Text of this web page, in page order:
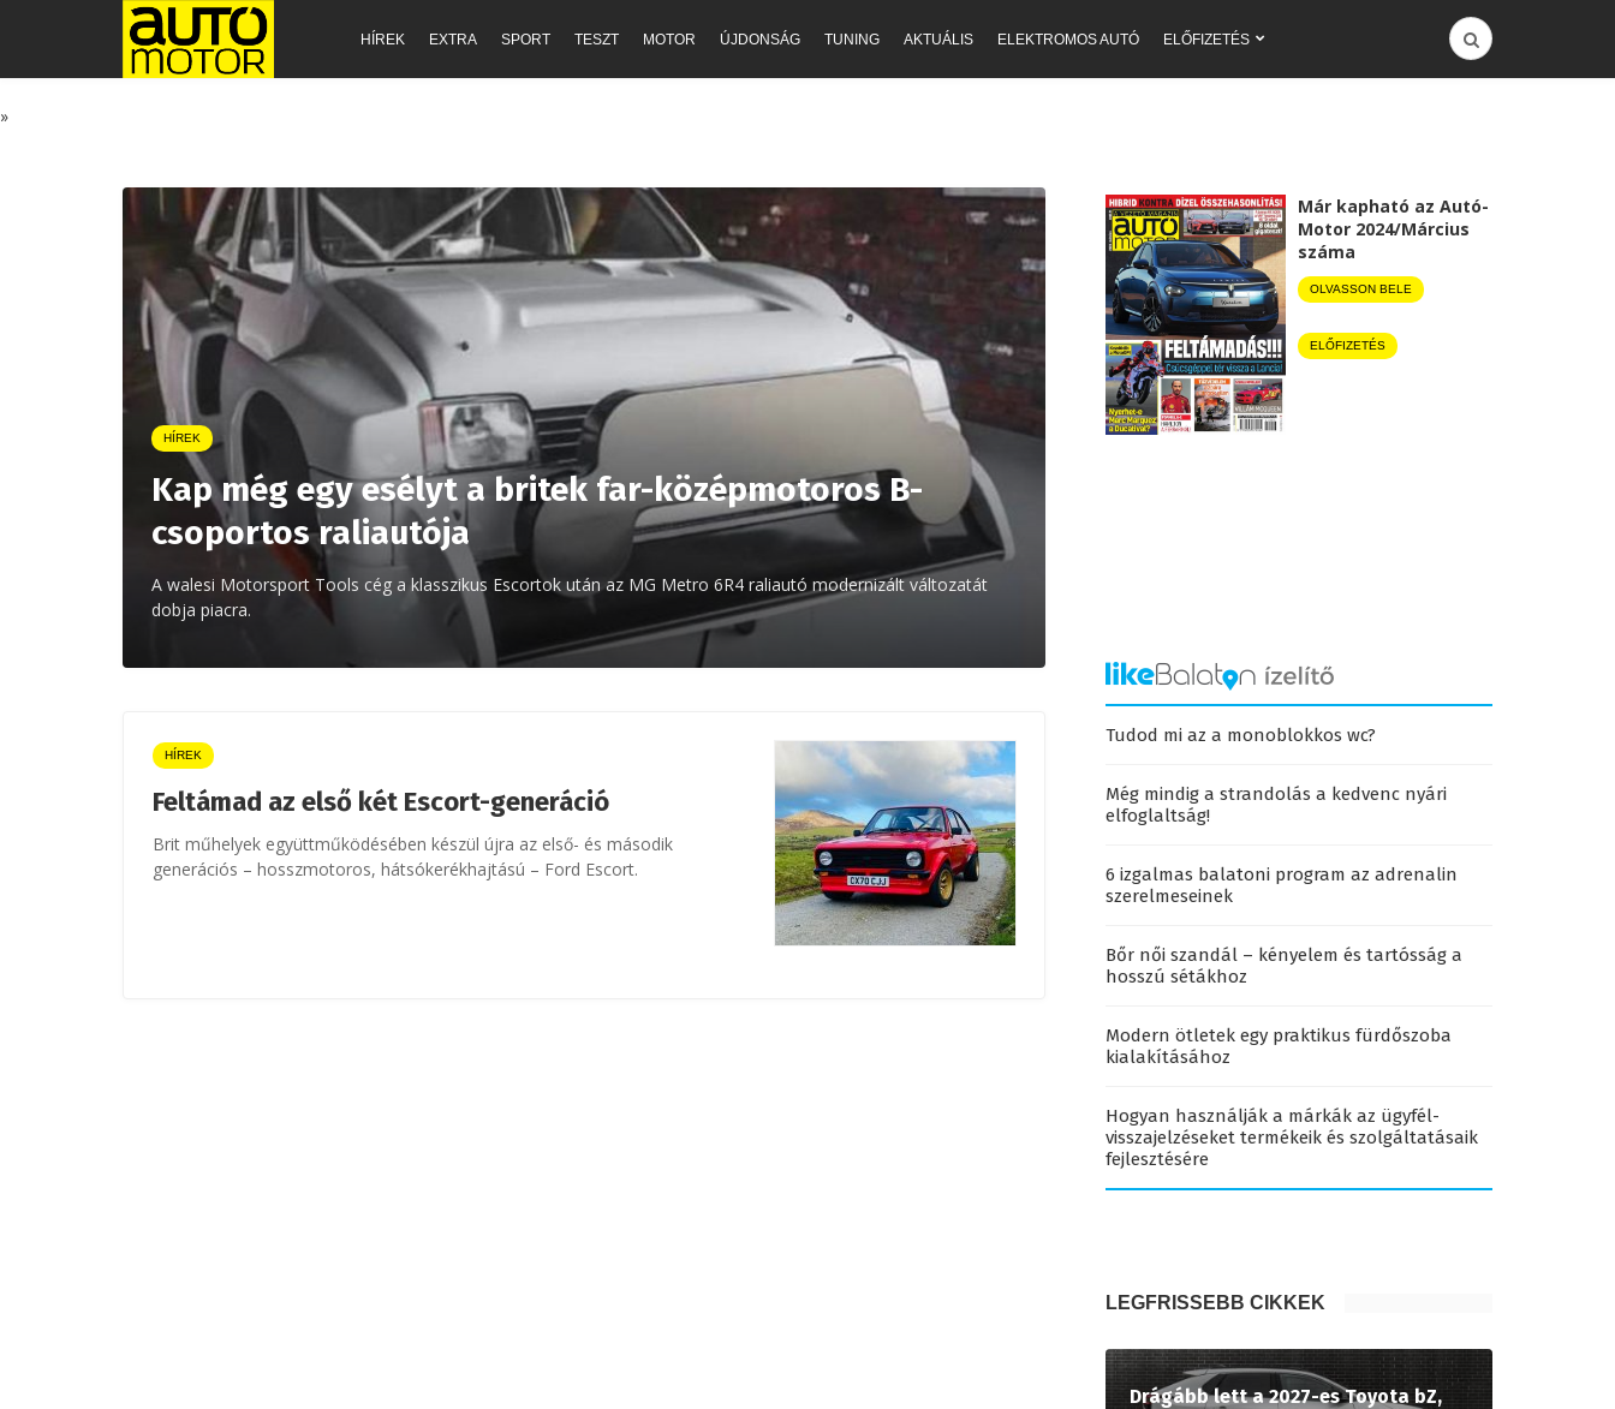
HÍREK EXTRA SPORT TESZT MOTOR ÚJDONSÁG TUNING AKTUÁLIS ELEKTROMOS AUTÓ ELŐFIZETÉS
»
HÍREK
Kap még egy esélyt a britek far-középmotoros B-
csoportos raliautója
A walesi Motorsport Tools cég a klasszikus Escortok után az MG Metro 6R4 raliautó modernizált változatát
dobja piacra.
HÍREK
Feltámad az első két Escort-generáció
Brit műhelyek együttműködésében készül újra az első- és második
generációs – hosszmotoros, hátsókerékhajtású – Ford Escort.
Már kapható az Autó-
Motor 2024/Március
száma
OLVASSON BELE
ELŐFIZETÉS
Tudod mi az a monoblokkos wc?
Még mindig a strandolás a kedvenc nyári
elfoglaltság!
6 izgalmas balatoni program az adrenalin
szerelmeseinek
Bőr női szandál – kényelem és tartósság a
hosszú sétákhoz
Modern ötletek egy praktikus fürdőszoba
kialakításához
Hogyan használják a márkák az ügyfél-
visszajelzéseket termékeik és szolgáltatásaik
fejlesztésére
LEGFRISSEBB CIKKEK
Drágább lett a 2027-es Toyota bZ,